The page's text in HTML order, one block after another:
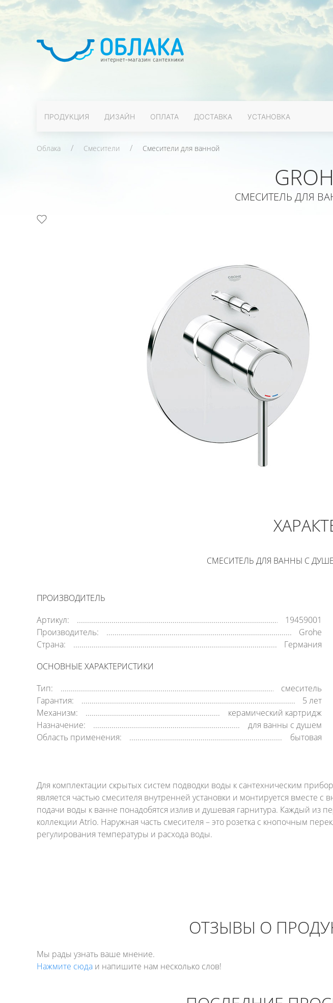
ПРОДУКЦИЯ ДИЗАЙН ОПЛАТА ДОСТАВКА УСТАНОВКА
Облака Смесители Смесители для ванной
СМЕСИТЕЛЬ ДЛЯ
РУБ
СМЕСИТЕЛЬ ДЛЯ ВАННЫ С ДУШЕМ
ПРОИЗВОДИТЕЛЬ
Артикул:
19459001
Производитель:
Grohe
Страна:
Германия
ОСНОВНЫЕ ХАРАКТЕРИСТИКИ
Тип:
смеситель
Гарантия:
5 лет
Механизм:
керамический картридж
Назначение:
для ванны с душем
Область применения:
бытовая
Для комплектации скрытых систем подводки воды к сантехническим
является частью смесителя внутренней установки и монтируется вместе
подачи воды к ванне понадобятся излив и душевая гарнитура. Каждый из
коллекции Atrio. Наружная часть смесителя – это розетка с кнопочным
регулирования температуры и расхода воды.
ОТЗЫВЫ О
Мы рады узнать ваше мнение.
Нажмите сюда и напишите нам несколько слов!